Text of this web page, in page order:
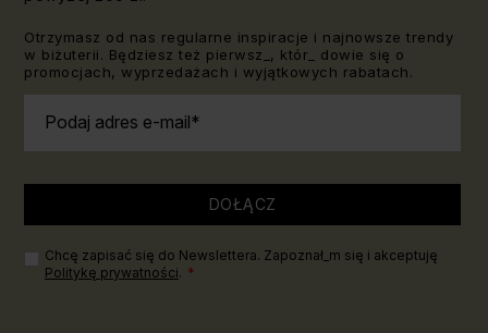
Otrzymasz od nas regularne inspiracje i najnowsze trendy
w biżuterii. Będziesz też pierwsz_, któr_ dowie się o
promocjach, wyprzedażach i wyjątkowych rabatach.
Podaj adres e-mail
DOŁĄCZ
Chcę zapisać się do Newslettera. Zapoznał_m się i akceptuję
Politykę prywatności.